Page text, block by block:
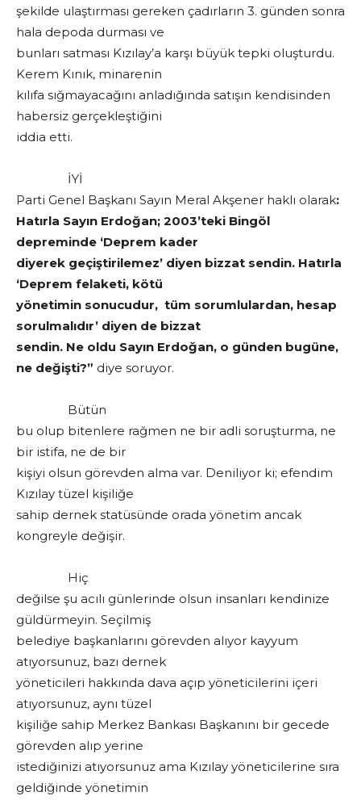
şekilde ulaştırması gereken çadırların 3. günden sonra
hala depoda durması ve
bunları satması Kızılay’a karşı büyük tepki oluşturdu.
Kerem Kınık, minarenin
kılıfa sığmayacağını anladığında satışın kendisinden
habersiz gerçekleştiğini
iddia etti.
İYİ
Parti Genel Başkanı Sayın Meral Akşener haklı olarak:
Hatırla Sayın Erdoğan; 2003’teki Bingöl
depreminde ‘Deprem kader
diyerek geçiştirilemez’ diyen bizzat sendin. Hatırla
‘Deprem felaketi, kötü
yönetimin sonucudur, tüm sorumlulardan, hesap
sorulmalıdır’ diyen de bizzat
sendin. Ne oldu Sayın Erdoğan, o günden bugüne,
ne değişti?” diye soruyor.
Bütün
bu olup bitenlere rağmen ne bir adli soruşturma, ne
bir istifa, ne de bir
kişiyi olsun görevden alma var. Deniliyor ki; efendim
Kızılay tüzel kişiliğe
sahip dernek statüsünde orada yönetim ancak
kongreyle değişir.
Hiç
değilse şu acılı günlerinde olsun insanları kendinize
güldürmeyin. Seçilmiş
belediye başkanlarını görevden alıyor kayyum
atıyorsunuz, bazı dernek
yöneticileri hakkında dava açıp yöneticilerini içeri
atıyorsunuz, aynı tüzel
kişiliğe sahip Merkez Bankası Başkanını bir gecede
görevden alıp yerine
istediğinizi atıyorsunuz ama Kızılay yöneticilerine sıra
geldiğinde yönetimin